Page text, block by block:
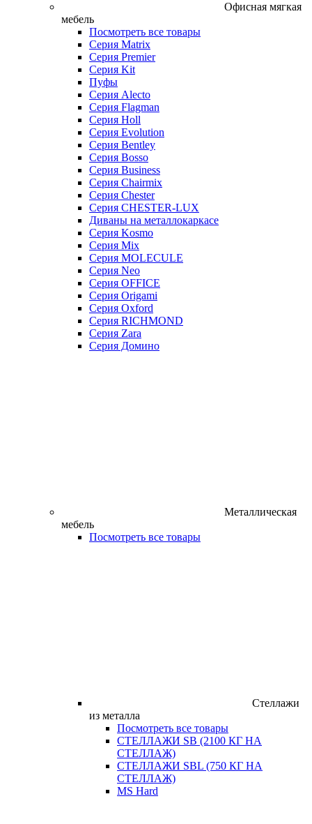
Офисная мягкая
мебель
Посмотреть все товары
Серия Matrix
Серия Premier
Серия Kit
Пуфы
Серия Alecto
Серия Flagman
Серия Holl
Серия Evolution
Серия Bentley
Серия Bosso
Серия Business
Серия Chairmix
Серия Chester
Серия CHESTER-LUX
Диваны на металлокаркасе
Серия Kosmo
Серия Mix
Серия MOLECULE
Серия Neo
Серия OFFICE
Серия Origami
Серия Oxford
Серия RICHMOND
Серия Zara
Серия Домино
Металлическая
мебель
Посмотреть все товары
Стеллажи
из металла
Посмотреть все товары
СТЕЛЛАЖИ SB (2100 КГ НА
СТЕЛЛАЖ)
СТЕЛЛАЖИ SBL (750 КГ НА
СТЕЛЛАЖ)
MS Hard